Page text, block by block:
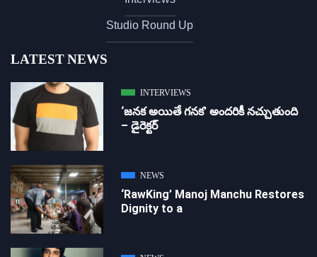
Studio Round Up
LATEST NEWS
INTERVIEWS
‘జ‌న‌క అయితే గ‌న‌క‌’ అందరికీ నచ్చుతుంది
– డైరెక్ట‌ర్
NEWS
‘RawKing’ Manoj Manchu Restores
Dignity to a